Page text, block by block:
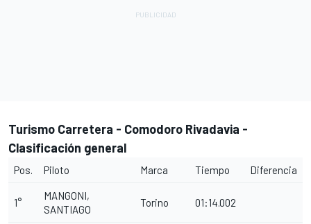
Turismo Carretera - Comodoro Rivadavia -
Clasificación general
Pos. Piloto Marca Tiempo Diferencia
1°
MANGONI,
SANTIAGO
Torino 01:14.002